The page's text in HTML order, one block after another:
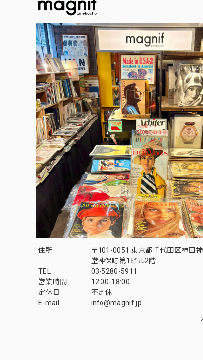
住所
〒101-0051 東京都千代田区神田
堂神保町第1ビル2階
TEL
03-5280-5911
営業時間
12:00-18:00
定休日
不定休
E-mail
info@magnif.jp